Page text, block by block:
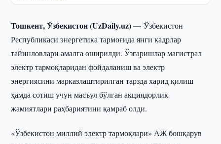
Тошкент, Ўзбекистон (UzDaily.uz) —Ўзбекистон
Республикаси энергетика тармоғида янги кадрлар
тайинловлари амалга оширилди. Ўзгаришлар магистрал
электр тармоқларидан фойдаланиш ва электр
энергиясини марказлаштирилган тарзда харид қилиш
ҳамда сотиш учун масъул бўлган акциядорлик
жамиятлари раҳбариятини қамраб олди.
«Ўзбекистон миллий электр тармоқлари» АЖ бошқарув